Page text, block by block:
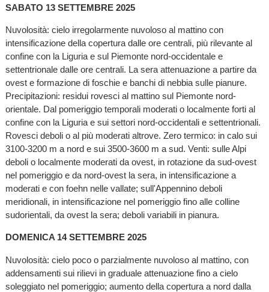
SABATO 13 SETTEMBRE 2025
Nuvolosità: cielo irregolarmente nuvoloso al mattino con
intensificazione della copertura dalle ore centrali, più rilevante al
confine con la Liguria e sul Piemonte nord-occidentale e
settentrionale dalle ore centrali. La sera attenuazione a partire da
ovest e formazione di foschie e banchi di nebbia sulle pianure.
Precipitazioni: residui rovesci al mattino sul Piemonte nord-
orientale. Dal pomeriggio temporali moderati o localmente forti al
confine con la Liguria e sui settori nord-occidentali e settentrionali.
Rovesci deboli o al più moderati altrove. Zero termico: in calo sui
3100-3200 m a nord e sui 3500-3600 m a sud. Venti: sulle Alpi
deboli o localmente moderati da ovest, in rotazione da sud-ovest
nel pomeriggio e da nord-ovest la sera, in intensificazione a
moderati e con foehn nelle vallate; sull'Appennino deboli
meridionali, in intensificazione nel pomeriggio fino alle colline
sudorientali, da ovest la sera; deboli variabili in pianura.
DOMENICA 14 SETTEMBRE 2025
Nuvolosità: cielo poco o parzialmente nuvoloso al mattino, con
addensamenti sui rilievi in graduale attenuazione fino a cielo
soleggiato nel pomeriggio; aumento della copertura a nord dalla